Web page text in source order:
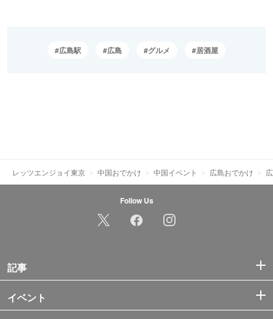
広島駅 広島 グルメ 居酒屋
レッツエンジョイ東京 中国おでかけ 中国イベント 広島おでかけ
Follow Us
記事
イベント